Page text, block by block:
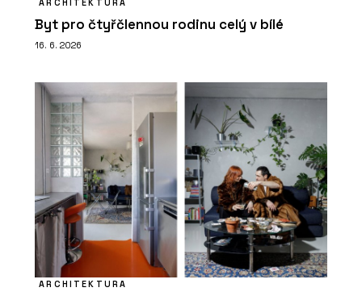
ARCHITEKTURA
Byt pro čtyřčlennou rodinu celý v bílé
16. 6. 2026
ARCHITEKTURA